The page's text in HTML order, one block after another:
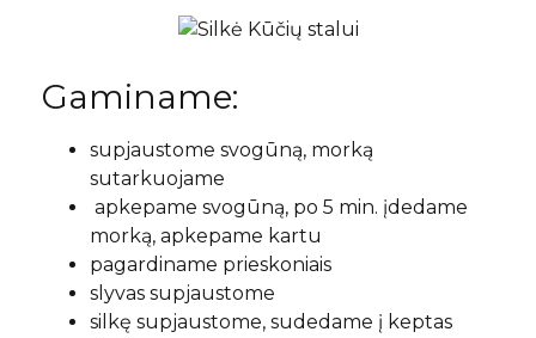
Gaminame:
supjaustome svogūną, morką
sutarkuojame
apkepame svogūną, po 5 min. įdedame
morką, apkepame kartu
pagardiname prieskoniais
slyvas supjaustome
silkę supjaustome, sudedame į keptas